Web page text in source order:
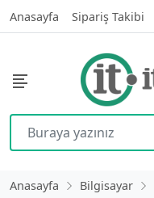
Anasayfa Sipariş Takibi
Anasayfa Bilgisayar